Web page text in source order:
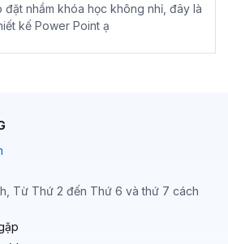
đặt nhầm khóa học không nhỉ, đây là
kế Power Point ạ
Từ Thứ 2 đến Thứ 6 và thứ 7 cách